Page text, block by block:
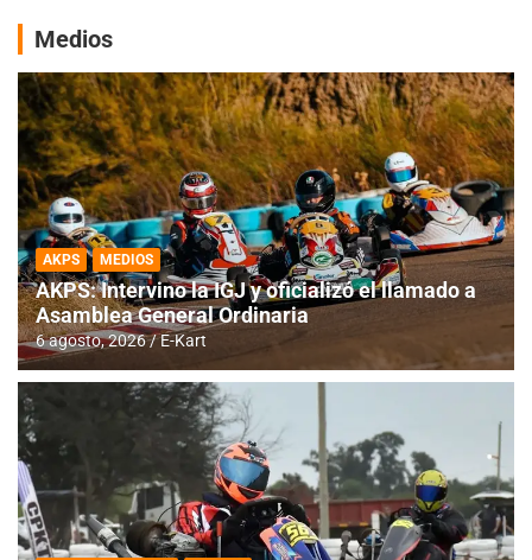
Medios
AKPS MEDIOS
AKPS: Intervino la IGJ y oficializó el llamado a
Asamblea General Ordinaria
6 agosto, 2026 E-Kart